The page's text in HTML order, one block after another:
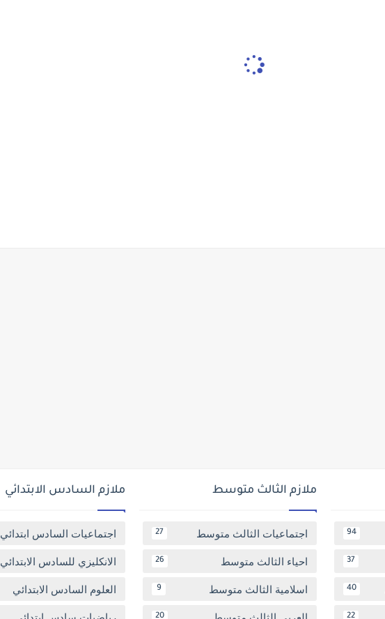
94
37
40
22
ملازم الثالث متوسط
اجتماعيات الثالث متوسط 27
احياء الثالث متوسط 26
اسلامية الثالث متوسط 9
20
ملازم السادس الابتدائي
اجتماعيات السادس ابتدائي
الانكليزي للسادس الابتدائي
العلوم السادس الابتدائي